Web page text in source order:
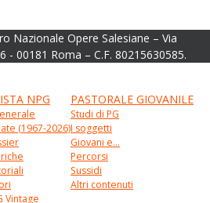
Nazionale Opere Salesiane – Via
- 00181 Roma – C.F. 80215630585.
NPG
(1967-2026)
Vintage
PASTORALE GIOVANILE
Studi di PG
I soggetti
Giovani e...
Percorsi
Sussidi
Altri contenuti